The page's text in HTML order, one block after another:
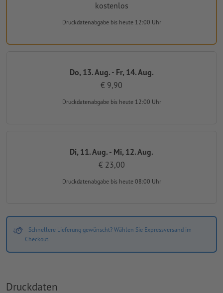
kostenlos
Druckdatenabgabe bis heute 12:00 Uhr
Do, 13. Aug. - Fr, 14. Aug.
€ 9,90
Druckdatenabgabe bis heute 12:00 Uhr
Di, 11. Aug. - Mi, 12. Aug.
€ 23,00
Druckdatenabgabe bis heute 08:00 Uhr
Schnellere Lieferung gewünscht? Wählen Sie Expressversand im
Checkout.
Druckdaten